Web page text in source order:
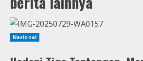
Nasional